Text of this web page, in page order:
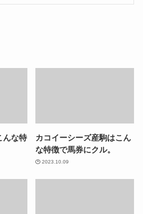
んな特
カコイーシーズ産駒はこん
な特徴で馬券にクル。
2023.10.09